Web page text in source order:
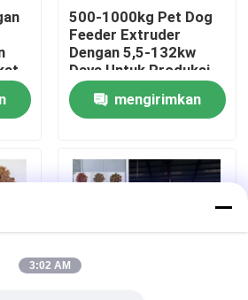
500-1000kg Pet Dog
Feeder Extruder
Dengan 5,5-132kw
Daya Untuk Produksi
Makanan Hewan
mengirimkan
3:02 AM